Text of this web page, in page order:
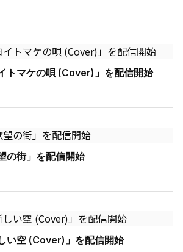
トマケの唄 (Cover)」を配信開始
の街」を配信開始
い空 (Cover)」を配信開始